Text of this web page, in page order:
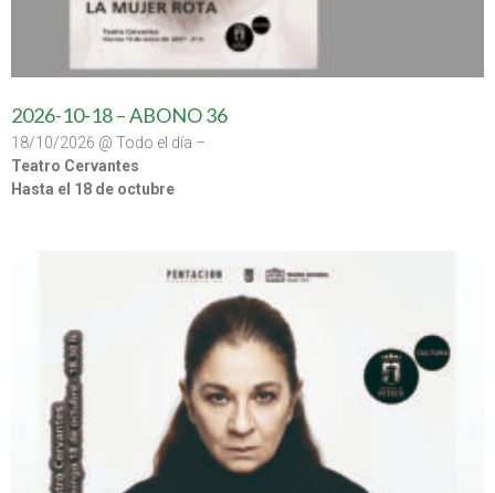
2026-10-18 – ABONO 36
18/10/2026 @ Todo el día –
Teatro Cervantes
Hasta el 18 de octubre